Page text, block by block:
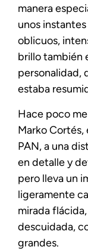
manera
unos
oblicuos,
brillo también
personalidad,
estaba
Hace poco
Marko
PAN, a una
en detalle y
pero lleva un
ligeramente
mirada
descuidada,
grandes.